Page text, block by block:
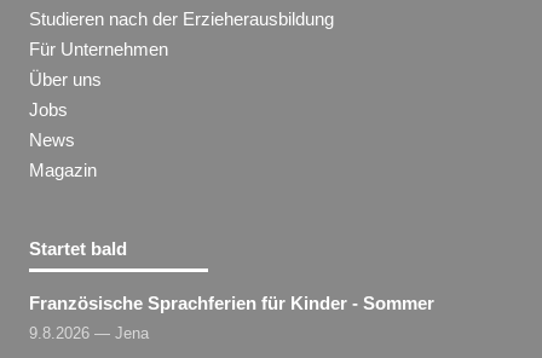
Studieren nach der Erzieherausbildung
Für Unternehmen
Über uns
Jobs
News
Magazin
Startet bald
Französische Sprachferien für Kinder - Sommer
9.8.2026 — Jena